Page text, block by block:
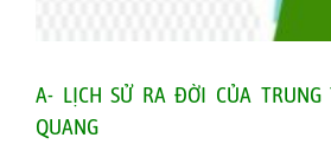
A- LỊCH SỬ RA ĐỜI CỦA TRUNG
QUANG